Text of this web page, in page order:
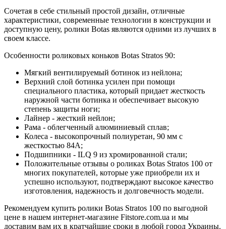
Сочетая в себе стильный простой дизайн, отличные
характеристики, современные технологии в конструкции и
доступную цену, ролики Botas являются одними из лучших в
своем классе.
Особенности роликовых коньков Botas Stratos 90:
Мягкий вентилируемый ботинок из нейлона;
Верхний слой ботинка усилен при помощи
специального пластика, который придает жесткость
наружной части ботинка и обеспечивает высокую
степень защиты ноги;
Лайнер - жесткий нейлон;
Рама - облегченный алюминиевый сплав;
Колеса - высокопрочный полиуретан, 90 мм с
жесткостью 84А;
Подшипники - ILQ 9 из хромированной стали;
Положительные отзывы о роликах Botas Stratos 100 от
многих покупателей, которые уже приобрели их и
успешно используют, подтверждают высокое качество
изготовления, надежность и долговечность модели.
Рекомендуем купить ролики Botas Stratos 100 по выгодной
цене в нашем интернет-магазине Fitstore.com.ua и мы
доставим вам их в кратчайшие сроки в любой город Украины.